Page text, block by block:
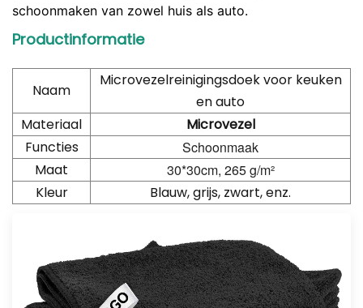
schoonmaken van zowel huis als auto.
Productinformatie
Naam
Microvezelreinigingsdoek voor keuken
en auto
Materiaal
Microvezel
Functies
Schoonmaak
Maat
30*30cm, 265 g/m²
Kleur
Blauw, grijs, zwart, enz.